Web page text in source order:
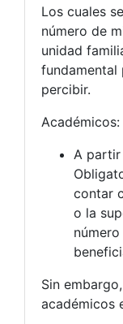
Los cuales
número de
unidad
fundamental
percibir.
Académicos:
A partir
contar
o la
Sin
académicos